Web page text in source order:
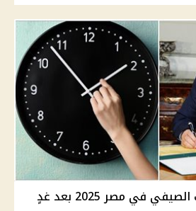
هل سيُطبق التوقيت الصيفي في مصر 2025 بعد غدٍ